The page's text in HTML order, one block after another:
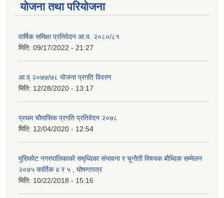
योजना तथा परियोजना
वार्षिक समिक्षा प्रतिवेदन आ.व. २०८०/८१
मिति: 09/17/2022 - 21:27
आ.व् २०७७/७८ योजना प्रगति विवरण
मिति: 12/28/2020 - 13:17
प्रथम चाैमासिक प्रगति प्रतिवेदन २०७८
मिति: 12/04/2020 - 12:54
मुसिकाेट नगरपालिकाकाे समृध्दिका संभावना र चुनाैती विषयक बाैध्दिक सम्मेलन
२०७५ कार्तिक ४ र ५ , घाेषणापत्र
मिति: 10/22/2018 - 15:16